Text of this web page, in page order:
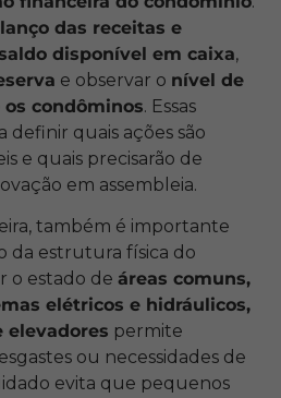
das receitas e
disponível em caixa,
e observar o nível de
condôminos. Essas
definir quais ações são
e quais precisarão de
em assembleia.
também é importante
da estrutura física do
o estado de áreas comuns,
elétricos e hidráulicos,
elevadores permite
ou necessidades de
evita que pequenos